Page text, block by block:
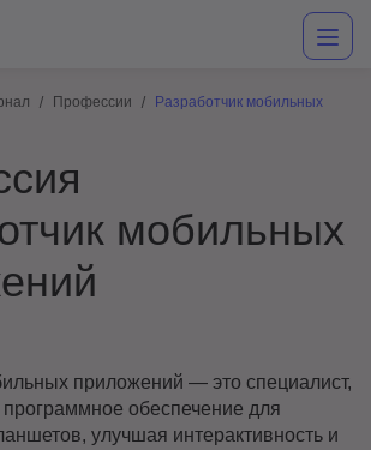
Профессии
Разработчик мобильных
мобильных
приложений — это специалист,
программное обеспечение для
улучшая интерактивность и